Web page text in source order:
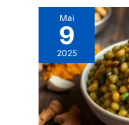
Mai
9
2025